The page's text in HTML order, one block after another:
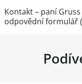
Kontakt – paní
odpovědní formulář